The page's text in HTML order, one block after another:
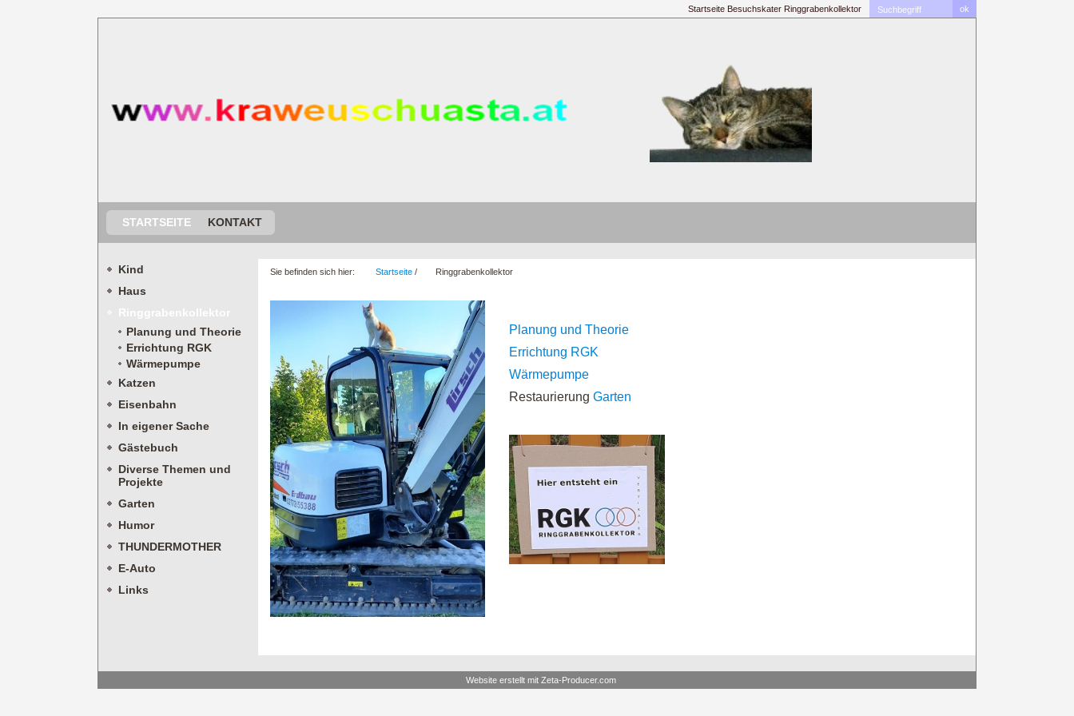
Startseite Besuchskater Ringgrabenkollektor
STARTSEITE KONTAKT
Kind
Haus
Planung und Theorie
Errichtung RGK
Wärmepumpe
Katzen
Eisenbahn
In eigener Sache
Gästebuch
Diverse Themen und
Projekte
Garten
Humor
THUNDERMOTHER
E-Auto
Links
Sie befinden sich hier: Startseite / Ringgrabenkollektor
Planung und Theorie
Errichtung RGK
Wärmepumpe
RestaurierungGarten
Website erstellt mit Zeta-Producer.com